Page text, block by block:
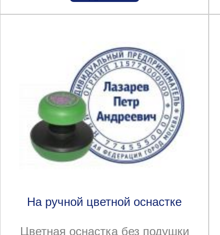
На ручной цветной оснастке
Цветная оснастка без подушки